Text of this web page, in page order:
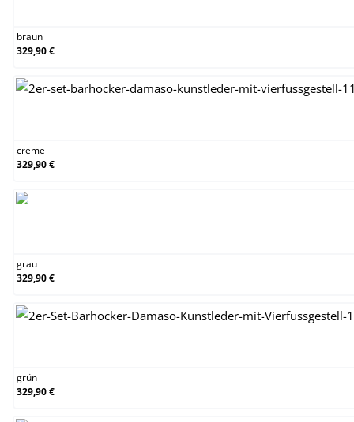
braun
329,90 €
creme
329,90 €
grau
329,90 €
grün
329,90 €